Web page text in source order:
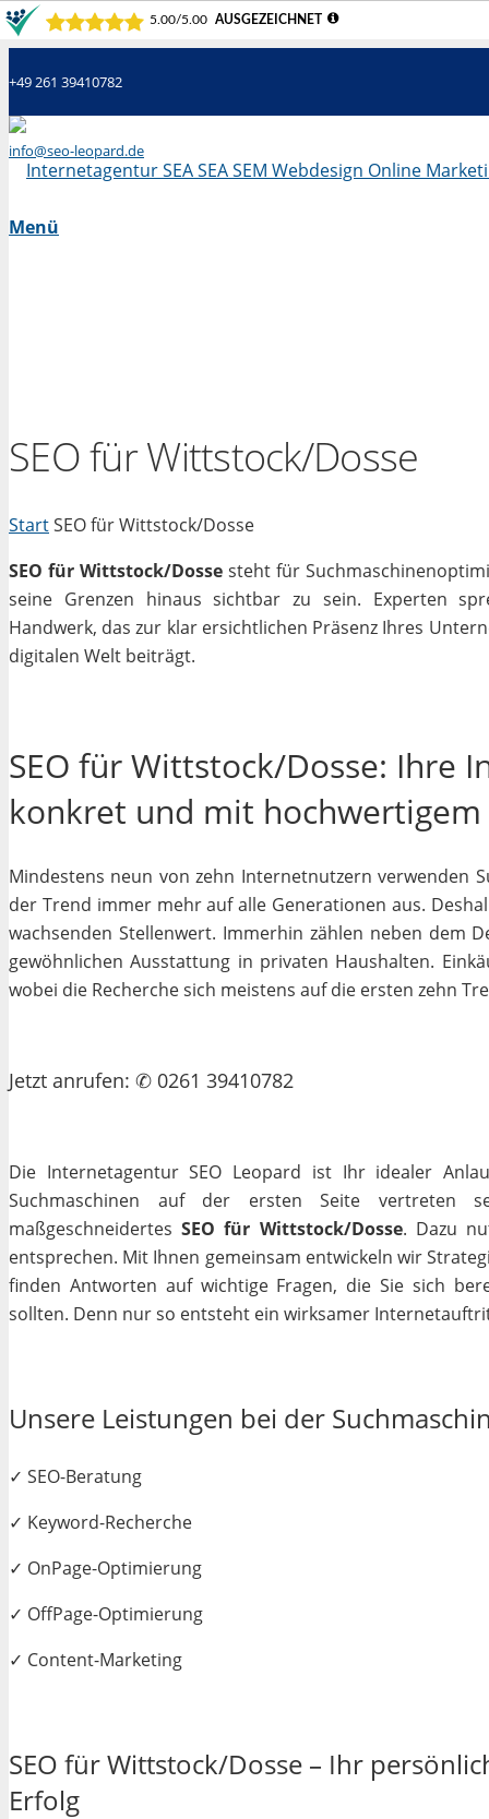
+49 261 39410782
info@seo-leopard.de
Menü
SEO für Wittstock/Dosse
StartSEO für Wittstock/Dosse
SEO für Wittstock/Dossesteht für
seine Grenzen hinaus sichtbar zu sein. Experten
Handwerk, das zur klar ersichtlichen Präsenz Ihres
digitalen Welt beiträgt.
SEO für Wittstock/Dosse: Ihre
konkret und mit
Mindestens neun von zehn Internetnutzern verwenden
der Trend immer mehr auf alle Generationen aus.
wachsenden Stellenwert. Immerhin zählen neben dem
gewöhnlichen Ausstattung in privaten Haushalten.
wobei die Recherche sich meistens auf die ersten zehn
Jetzt anrufen: ✆ 0261 39410782
Die Internetagentur SEO Leopard ist Ihr idealer
Suchmaschinen auf der ersten Seite vertreten
maßgeschneidertesSEO für Wittstock/Dosse. Dazu
entsprechen. Mit Ihnen gemeinsam entwickeln wir
finden Antworten auf wichtige Fragen, die Sie sich
sollten. Denn nur so entsteht ein wirksamer
Unsere Leistungen bei der
✓ SEO-Beratung
✓ Keyword-Recherche
✓ OnPage-Optimierung
✓ OffPage-Optimierung
✓ Content-Marketing
SEO für Wittstock/Dosse – Ihr
Erfolg